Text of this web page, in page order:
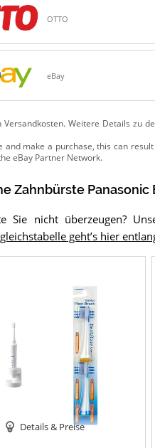
OTTO
eBay
Weitere Details zu
Zahnbürste Panasonic
Sie nicht überzeugen?
geht’s hier
Details & Preise